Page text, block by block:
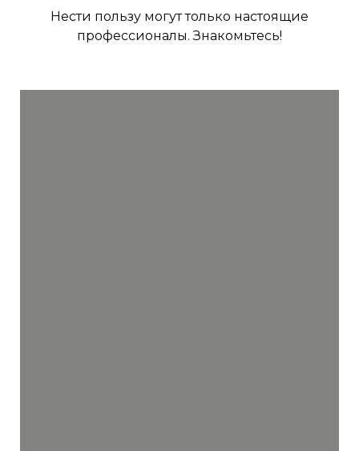
Нести пользу могут только настоящие
профессионалы. Знакомьтесь!